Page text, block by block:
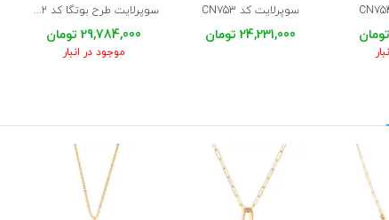
سوپرلایت کد CN753
24,231,000 تومان
سوپرلایت طرح بوتگا کد CN752
29,784,000 تومان
موجود در انبار